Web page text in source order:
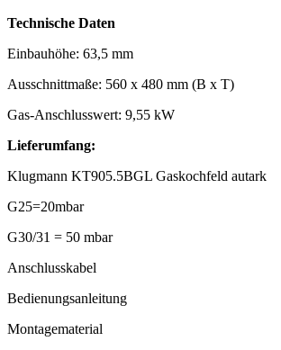
Technische Daten
Einbauhöhe: 63,5 mm
Ausschnittmaße: 560 x 480 mm (B x T)
Gas-Anschlusswert: 9,55 kW
Lieferumfang:
Klugmann KT905.5BGL Gaskochfeld autark
G25=20mbar
G30/31 = 50 mbar
Anschlusskabel
Bedienungsanleitung
Montagematerial